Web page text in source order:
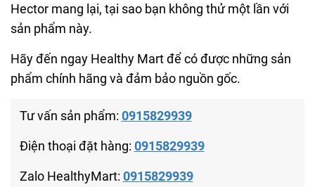
Hector mang lại, tại sao bạn không thử một lần với
sản phẩm này.
Hãy đến ngay Healthy Mart để có được những sản
phẩm chính hãng và đảm bảo nguồn gốc.
Tư vấn sản phẩm: 0915829939
Điện thoại đặt hàng: 0915829939
Zalo HealthyMart: 0915829939